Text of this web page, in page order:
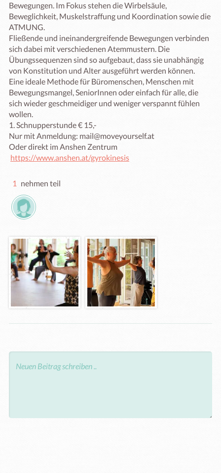
Bewegungen. Im Fokus stehen die Wirbelsäule,
Beweglichkeit, Muskelstraffung und Koordination sowie die
ATMUNG.
Fließende und ineinandergreifende Bewegungen verbinden
sich dabei mit verschiedenen Atemmustern. Die
Übungssequenzen sind so aufgebaut, dass sie unabhängig
von Konstitution und Alter ausgeführt werden können.
Eine ideale Methode für Büromenschen, Menschen mit
Bewegungsmangel, SeniorInnen oder einfach für alle, die
sich wieder geschmeidiger und weniger verspannt fühlen
wollen.
1. Schnupperstunde € 15,-
Nur mit Anmeldung: mail@moveyourself.at
Oder direkt im Anshen Zentrum
https://www.anshen.at/gyrokinesis
1 nehmen teil